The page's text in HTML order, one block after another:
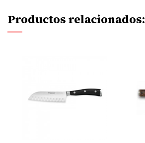
Productos relacionados: